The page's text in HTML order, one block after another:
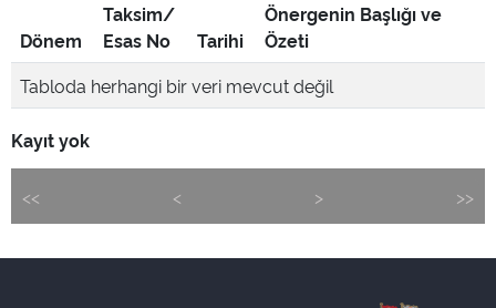
Dönem
Taksim/
Esas No
Tarihi
Önergenin Başlığı ve
Özeti
Tabloda herhangi bir veri mevcut değil
Kayıt yok
<< < > >>